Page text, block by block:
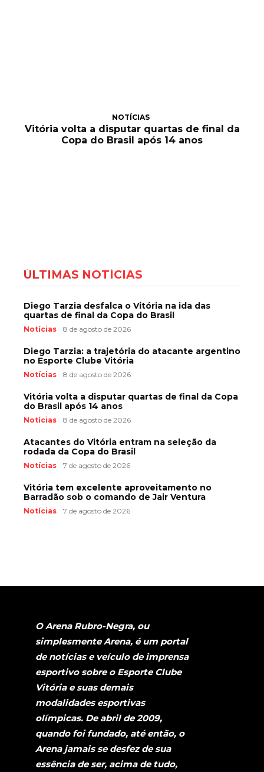
NOTÍCIAS
Vitória volta a disputar quartas de final da
Copa do Brasil após 14 anos
ÚLTIMAS NOTÍCIAS
Diego Tarzia desfalca o Vitória na ida das
quartas de final da Copa do Brasil
Notícias 8 de agosto de 2026
Diego Tarzia: a trajetória do atacante argentino
no Esporte Clube Vitória
Notícias 8 de agosto de 2026
Vitória volta a disputar quartas de final da Copa
do Brasil após 14 anos
Notícias 8 de agosto de 2026
Atacantes do Vitória entram na seleção da
rodada da Copa do Brasil
Notícias 7 de agosto de 2026
Vitória tem excelente aproveitamento no
Barradão sob o comando de Jair Ventura
Notícias 7 de agosto de 2026
O Arena Rubro-Negra, ou
simplesmente Arena, é um portal
de notícias e veículo de imprensa
esportivo sobre o Esporte Clube
Vitória e suas demais
modalidades esportivas
olímpicas. De abril de 2009,
quando foi fundado, até então, o
Arena jamais se desfez de sua
essência de ser, acima de tudo,